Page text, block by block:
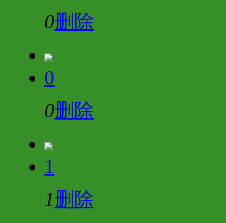
0删除
0
0删除
1
1删除